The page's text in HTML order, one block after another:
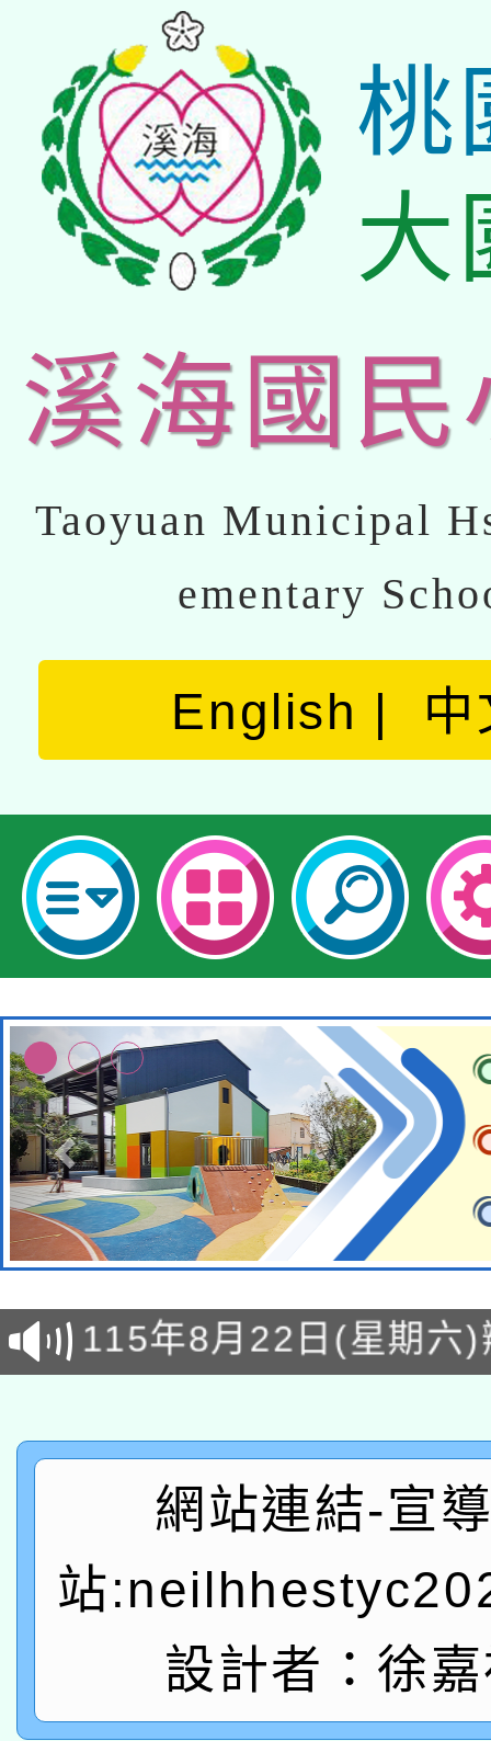
桃
大
溪海國民
Taoyuan Municipal
ementary
English 中
轉知經濟部水利署委託
業技術研究院辦理「
動」
115年8月22日(星期六
桃園市孔廟祈福系列
開 智慧啟航」
2026年桃園地景藝術
「2026桃園藝術巡演
關事宜
轉知教育部國民及學前
年度健康促進學校輔導
業成長研習」實施計畫
函轉國家教育研究院
原住民族教育政策研討
族教育國際趨勢與發展
轉知教育部國民及學前
新北市政府教育局辦
師專業成長研習實施計
函轉國立臺灣師範大學
族語言臺北學習中心
轉知有關國立成功大學
網站連結-宣
站
設計者：徐